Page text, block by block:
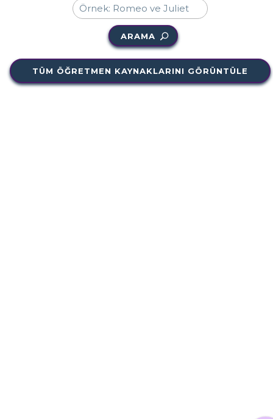
ARAMA
TÜM ÖĞRETMEN KAYNAKLARINI GÖRÜNTÜLE